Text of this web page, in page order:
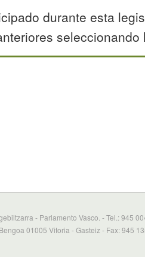
durante esta
- Parlamento Vasco. - Tel.: 945
01005 Vitoria - Gasteiz - Fax: 945